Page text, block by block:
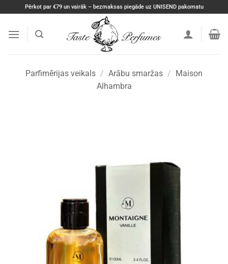
content
Pērkot par €79 un vairāk – bezmaksas piegāde uz UNISEND pakomatu
Parfimērijas veikals / Arābu smaržas / Maison
Alhambra